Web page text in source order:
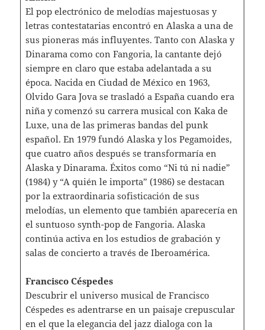
El pop electrónico de melodías majestuosas y
letras contestatarias encontró en Alaska a una de
sus pioneras más influyentes. Tanto con Alaska y
Dinarama como con Fangoria, la cantante dejó
siempre en claro que estaba adelantada a su
época. Nacida en Ciudad de México en 1963,
Olvido Gara Jova se trasladó a España cuando era
niña y comenzó su carrera musical con Kaka de
Luxe, una de las primeras bandas del punk
español. En 1979 fundó Alaska y los Pegamoides,
que cuatro años después se transformaría en
Alaska y Dinarama. Éxitos como “Ni tú ni nadie”
(1984) y “A quién le importa” (1986) se destacan
por la extraordinaria sofisticación de sus
melodías, un elemento que también aparecería en
el suntuoso synth-pop de Fangoria. Alaska
continúa activa en los estudios de grabación y
salas de concierto a través de Iberoamérica.
Francisco Céspedes
Descubrir el universo musical de Francisco
Céspedes es adentrarse en un paisaje crepuscular
en el que la elegancia del jazz dialoga con la